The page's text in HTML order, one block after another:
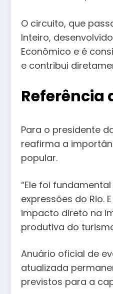
O circuito, que
Inteiro,
Econômico e é
e contribui
Referência
Para o presidente
reafirma a
popular.
“Ele foi
expressões do Rio.
impacto direto na
produtiva do
Anuário oficial de
atualizada
previstos para a